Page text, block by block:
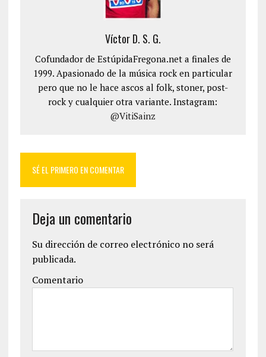
Víctor D. S. G.
Cofundador de EstúpidaFregona.net a finales de
1999. Apasionado de la música rock en particular
pero que no le hace ascos al folk, stoner, post-
rock y cualquier otra variante. Instagram:
@VitiSainz
SÉ EL PRIMERO EN COMENTAR
Deja un comentario
Su dirección de correo electrónico no será
publicada.
Comentario